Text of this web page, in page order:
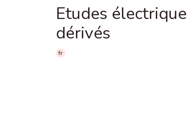
Etudes
dérivés
fr